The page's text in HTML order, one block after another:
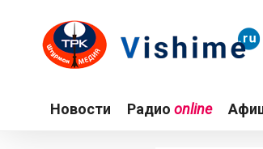
Новости Радио online